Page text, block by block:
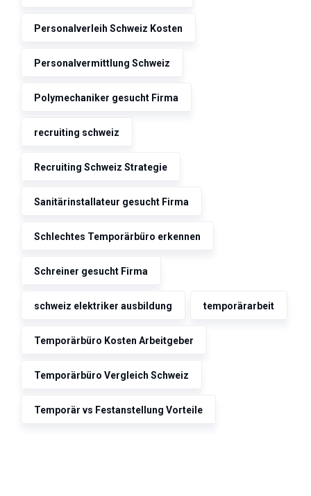
Personalverleih Schweiz Kosten
Personalvermittlung Schweiz
Polymechaniker gesucht Firma
recruiting schweiz
Recruiting Schweiz Strategie
Sanitärinstallateur gesucht Firma
Schlechtes Temporärbüro erkennen
Schreiner gesucht Firma
schweiz elektriker ausbildung temporärarbeit
Temporärbüro Kosten Arbeitgeber
Temporärbüro Vergleich Schweiz
Temporär vs Festanstellung Vorteile